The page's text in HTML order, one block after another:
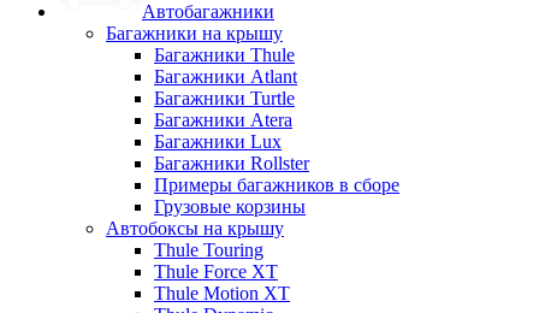
Автобагажники
Багажники на крышу
Багажники Thule
Багажники Atlant
Багажники Turtle
Багажники Atera
Багажники Lux
Багажники Rollster
Примеры багажников в сборе
Грузовые корзины
Автобоксы на крышу
Thule Touring
Thule Force XT
Thule Motion XT